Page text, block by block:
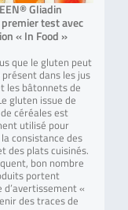
Gliadin
premier test avec
« In Food »
que le gluten peut
dans les jus
les bâtonnets de
gluten issue de
céréales est
utilisé pour
consistance des
des plats cuisinés.
bon nombre
portent
d’avertissement «
des traces de